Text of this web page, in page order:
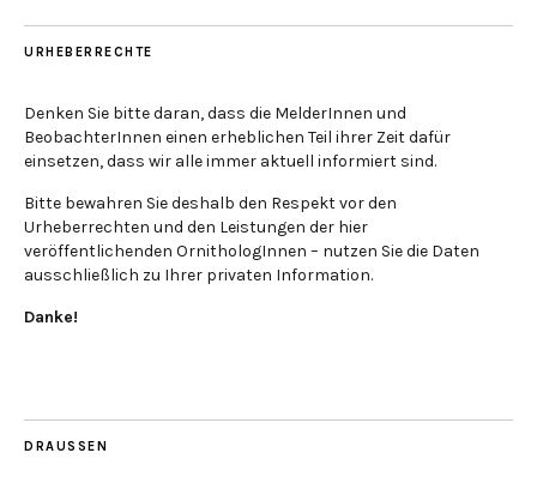
URHEBERRECHTE
Denken Sie bitte daran, dass die MelderInnen und
BeobachterInnen einen erheblichen Teil ihrer Zeit dafür
einsetzen, dass wir alle immer aktuell informiert sind.
Bitte bewahren Sie deshalb den Respekt vor den
Urheberrechten und den Leistungen der hier
veröffentlichenden OrnithologInnen – nutzen Sie die Daten
ausschließlich zu Ihrer privaten Information.
Danke!
DRAUSSEN